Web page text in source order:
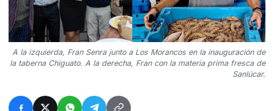
A la izquierda, Fran Senra junto a Los Morancos en la inauguración de
la taberna Chiguato. A la derecha, Fran con la materia prima fresca de
Sanlúcar.